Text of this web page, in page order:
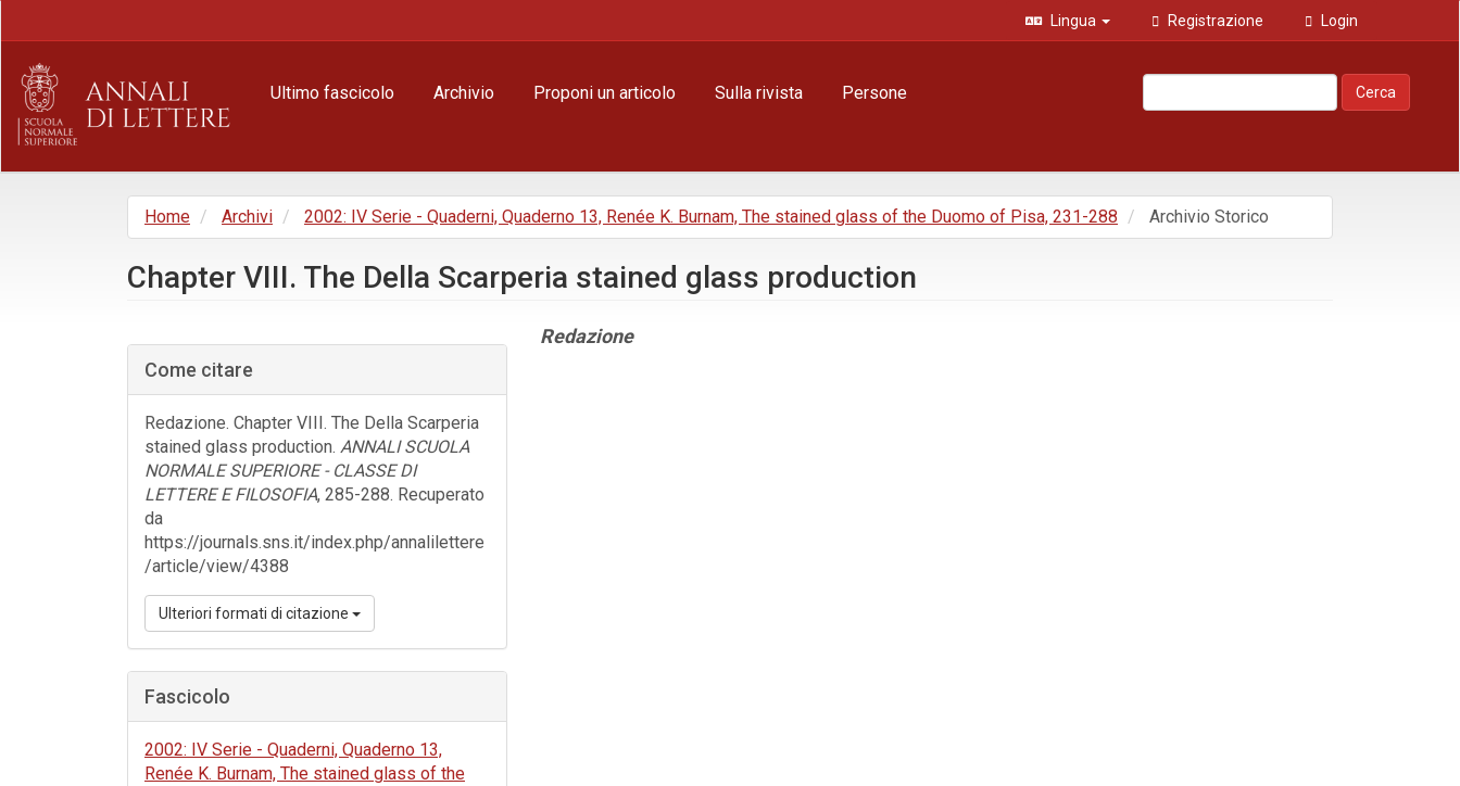
principale
Barra
laterale
Lingua Registrazione Login
Ultimo fascicolo Archivio Proponi un articolo Sulla rivista Persone Cerca
Home Archivi 2002: IV Serie - Quaderni, Quaderno 13, Renée K. Burnam, The stained glass of the Duomo of Pisa, 231-288 Archivio Storico
Chapter VIII. The Della Scarperia stained glass production
laterale
dell'articolo
Come citare
Redazione. Chapter VIII. The Della Scarperia
stained glass production. ANNALI SCUOLA
NORMALE SUPERIORE - CLASSE DI
LETTERE E FILOSOFIA, 285-288. Recuperato
da
https://journals.sns.it/index.php/annalilettere
/article/view/4388
Ulteriori formati di citazione
Fascicolo
2002: IV Serie - Quaderni, Quaderno 13,
Renée K. Burnam, The stained glass of the
Contenuto
Redazione